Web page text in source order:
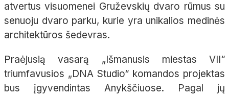
atvertus visuomenei Gruževskių dvaro rūmus su
senuoju dvaro parku, kurie yra unikalios medinės
architektūros šedevras.
Praėjusią vasarą „Išmanusis miestas VII“
triumfavusios „DNA Studio“ komandos projektas
bus įgyvendintas Anykščiuose. Pagal jų